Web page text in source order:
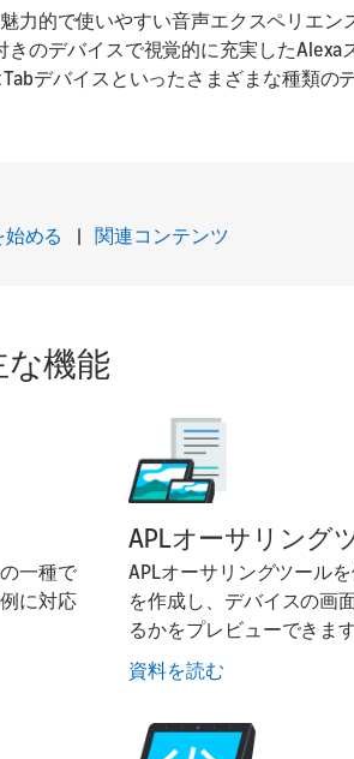
的で使いやすい音声エクスペリエン
のデバイスで視覚的に充実したAlexa
デバイスといったさまざまな種類の
める |関連コンテンツ
機能
一種で
に対応
APLオーサリング
APLオーサリングツール
を作成し、デバイスの画
るかをプレビューできます
資料を読む